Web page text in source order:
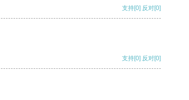
支持[0] 反对[0]
支持[0] 反对[0]